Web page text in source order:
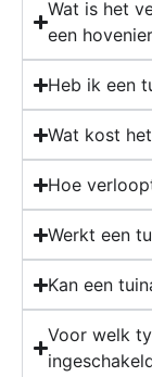
Wat is het
een
Heb ik een
Wat kost
Hoe
Werkt een
Kan een
Voor welk